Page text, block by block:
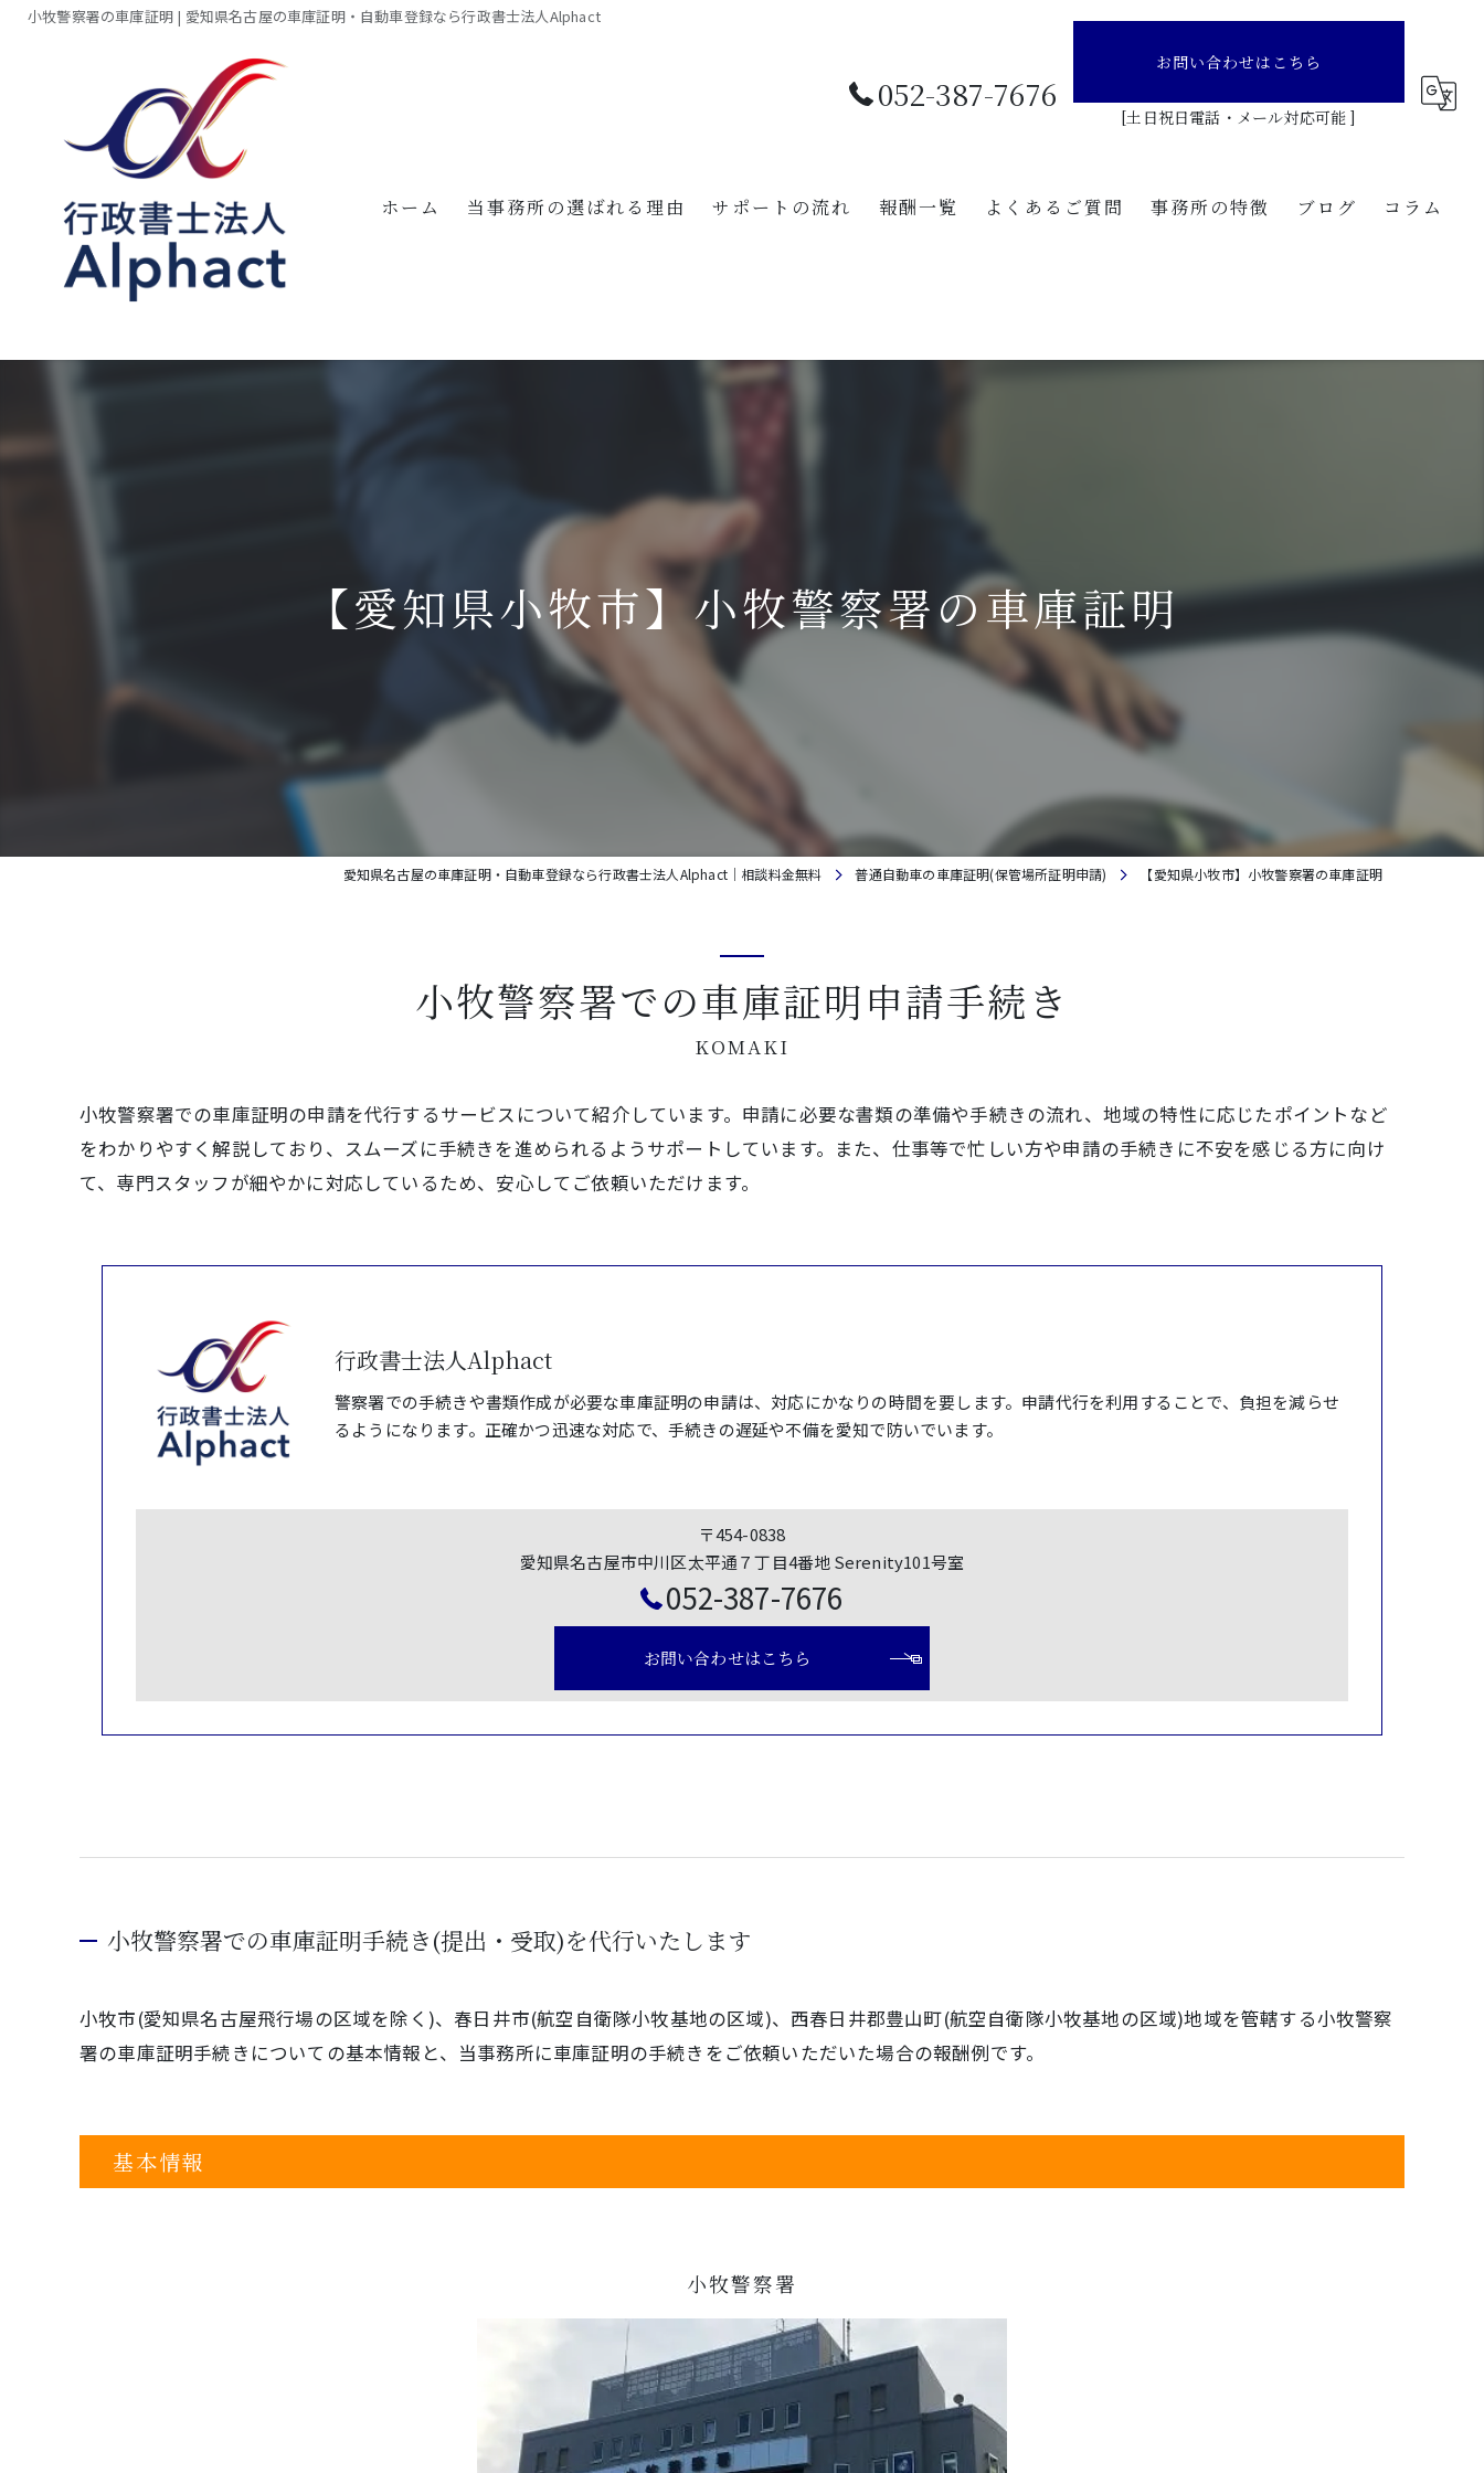
小牧警察署の車庫証明 | 愛知県名古屋の車庫証明・自動車登録なら行政書士法人Alphact
052-387-7676
お問い合わせはこちら
[土日祝日電話・メール対応可能 ]
ホーム 当事務所の選ばれる理由 サポートの流れ 報酬一覧 よくあるご質問 事務所の特徴 ブログ コラム
【愛知県小牧市】小牧警察署の車庫証明
愛知県名古屋の車庫証明・自動車登録なら行政書士法人Alphact｜相談料金無料 普通自動車の車庫証明(保管場所証明申請) 【愛知県小牧市】小牧警察署の車庫証明
小牧警察署での車庫証明申請手続き
KOMAKI
小牧警察署での車庫証明の申請を代行するサービスについて紹介しています。申請に必要な書類の準備や手続きの流れ、地域の特性に応じたポイントなど
をわかりやすく解説しており、スムーズに手続きを進められるようサポートしています。また、仕事等で忙しい方や申請の手続きに不安を感じる方に向け
て、専門スタッフが細やかに対応しているため、安心してご依頼いただけます。
行政書士法人Alphact
警察署での手続きや書類作成が必要な車庫証明の申請は、対応にかなりの時間を要します。申請代行を利用することで、負担を減らせ
るようになります。正確かつ迅速な対応で、手続きの遅延や不備を愛知で防いでいます。
〒454-0838
愛知県名古屋市中川区太平通７丁目4番地 Serenity101号室
052-387-7676
お問い合わせはこちら
小牧警察署での車庫証明手続き(提出・受取)を代行いたします
小牧市(愛知県名古屋飛行場の区域を除く)、春日井市(航空自衛隊小牧基地の区域)、西春日井郡豊山町(航空自衛隊小牧基地の区域)地域を管轄する小牧警察
署の車庫証明手続きについての基本情報と、当事務所に車庫証明の手続きをご依頼いただいた場合の報酬例です。
基本情報
小牧警察署